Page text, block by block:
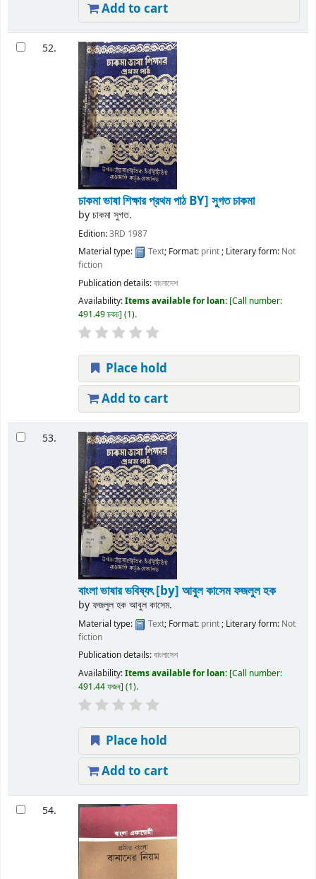
Add to cart
52.
চাকমা ভাষা শিক্ষার প্রথম পাঠBY] সুগত চাকমা
byচাকমা সুগত.
Edition:3RD 1987
Material type:
Text; Format: print; Literary form: Not
fiction
Publication details:বাংলাদেশ
Availability:Items available for loan: Call number:
491.49 চকচ (1).
Place hold
Add to cart
53.
বাংলা ভাষার ভবিষ্যৎ[by] আবুল কাসেম ফজলুল হক
byফজলুল হক আবুল কাসেম.
Material type: Text; Format: print; Literary form: Not
fiction
Publication details:বাংলাদেশ
Availability:Items available for loan: Call number:
491.44 ফজব (1).
Place hold
Add to cart
54.